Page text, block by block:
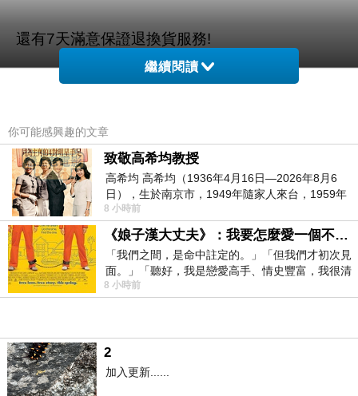
還有7天滿意保證退換貨服務!
商品網址
https://tw.partner.buy.yahoo.com:443/gd/buy?
mcode=MV92TVFFTzVWMmdNZWZLK1l4cGd
1K3UwUS81Q00ra1YwT2t6MklYVDRlbVVZPQ
==&url=https://tw.buy.yahoo.com/gdsale/gdsale
.asp?gdid=2976602
商品訊息功能:
SONY T500(機身(全機體)+螢幕)專用
繼續閱讀
你可能感興趣的文章
致敬高希均教授
高希均 高希均（1936年4月16日—2026年8月6
日），生於南京市，1949年隨家人來台，1959年
赴美深造並取得經濟發展博士學位。曾任
8 小時前
《娘子漢大丈夫》：我要怎麼愛一個不存在的人？
「我們之間，是命中註定的。」「但我們才初次見
面。」「聽好，我是戀愛高手、情史豐富，我很清
楚這種感覺，你我之間的那種感覺，現
8 小時前
2
加入更新......